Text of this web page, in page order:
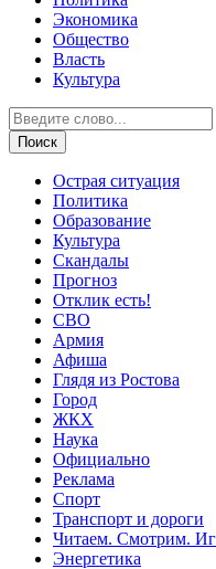
Экономика
Общество
Власть
Культура
Острая ситуация
Политика
Образование
Культура
Скандалы
Прогноз
Отклик есть!
СВО
Армия
Афиша
Глядя из Ростова
Город
ЖКХ
Наука
Официально
Реклама
Спорт
Транспорт и дороги
Читаем. Смотрим.
Энергетика